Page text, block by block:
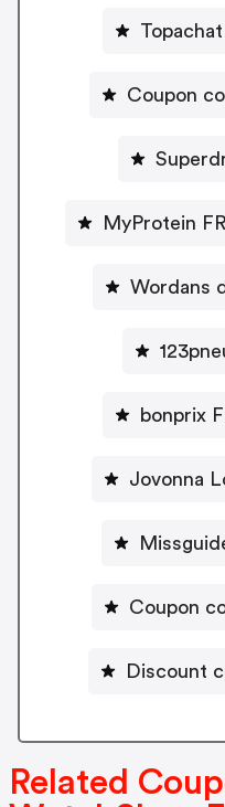
Coupon
MyProtein
Wordans
bonprix
Jovonna
Coupon
Discount
Related